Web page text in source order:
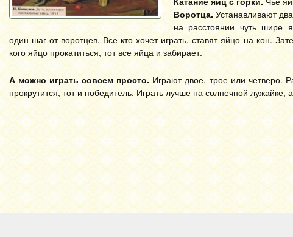
Воротца. Устанавливают
на расстоянии чуть шире
один шаг от воротцев. Все кто хочет играть, ставят яйцо на кон.
кого яйцо прокатиться, тот все яйца и забирает.
А можно играть совсем просто. Играют двое, трое или четверо.
прокрутится, тот и победитель. Играть лучше на солнечной